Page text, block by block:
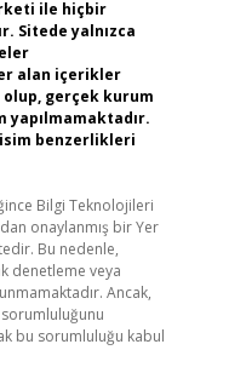
ile hiçbir
Sitede yalnızca
alan içerikler
gerçek kurum
yapılmamaktadır.
benzerlikleri
Bilgi Teknolojileri
onaylanmış bir Yer
Bu nedenle,
denetleme veya
Ancak,
bu sorumluluğu kabul